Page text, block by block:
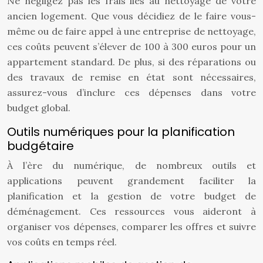
ancien logement. Que vous décidiez de le faire vous-
même ou de faire appel à une entreprise de nettoyage,
ces coûts peuvent s’élever de 100 à 300 euros pour un
appartement standard. De plus, si des réparations ou
des travaux de remise en état sont nécessaires,
assurez-vous d’inclure ces dépenses dans votre
budget global.
Outils numériques pour la planification
budgétaire
À l’ère du numérique, de nombreux outils et
applications peuvent grandement faciliter la
planification et la gestion de votre budget de
déménagement. Ces ressources vous aideront à
organiser vos dépenses, comparer les offres et suivre
vos coûts en temps réel.